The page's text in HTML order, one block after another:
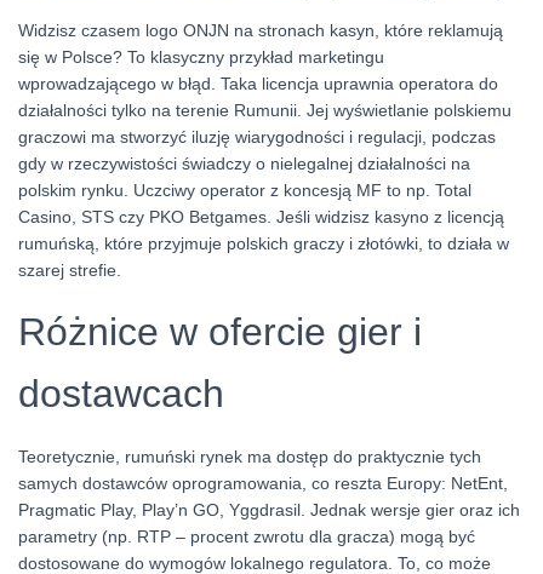
Widzisz czasem logo ONJN na stronach kasyn, które reklamują
się w Polsce? To klasyczny przykład marketingu
wprowadzającego w błąd. Taka licencja uprawnia operatora do
działalności tylko na terenie Rumunii. Jej wyświetlanie polskiemu
graczowi ma stworzyć iluzję wiarygodności i regulacji, podczas
gdy w rzeczywistości świadczy o nielegalnej działalności na
polskim rynku. Uczciwy operator z koncesją MF to np. Total
Casino, STS czy PKO Betgames. Jeśli widzisz kasyno z licencją
rumuńską, które przyjmuje polskich graczy i złotówki, to działa w
szarej strefie.
Różnice w ofercie gier i
dostawcach
Teoretycznie, rumuński rynek ma dostęp do praktycznie tych
samych dostawców oprogramowania, co reszta Europy: NetEnt,
Pragmatic Play, Play’n GO, Yggdrasil. Jednak wersje gier oraz ich
parametry (np. RTP – procent zwrotu dla gracza) mogą być
dostosowane do wymogów lokalnego regulatora. To, co może